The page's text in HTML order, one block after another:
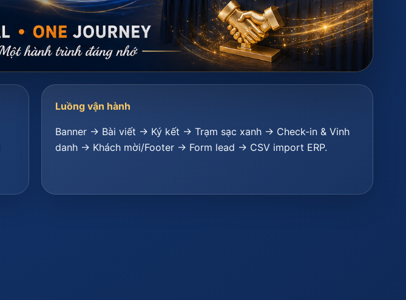
Luồng vận hành
Banner → Bài viết → Ký kết → Trạm sạc xanh → Check-in & Vinh
danh → Khách mời/Footer → Form lead → CSV import ERP.